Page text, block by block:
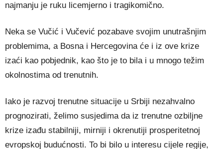
najmanju je ruku licemjerno i tragikomično.
Neka se Vučić i Vučević pozabave svojim unutrašnjim
problemima, a Bosna i Hercegovina će i iz ove krize
izaći kao pobjednik, kao što je to bila i u mnogo težim
okolnostima od trenutnih.
Iako je razvoj trenutne situacije u Srbiji nezahvalno
prognozirati, želimo susjedima da iz trenutne ozbiljne
krize izađu stabilniji, mirniji i okrenutiji prosperitetnoj
evropskoj budućnosti. To bi bilo u interesu cijele regije,